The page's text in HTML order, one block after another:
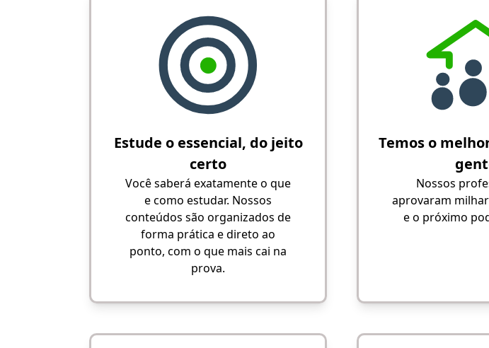
Estude o essencial, do jeito
certo
Você saberá exatamente o que
e como estudar. Nossos
conteúdos são organizados de
forma prática e direto ao
ponto, com o que mais cai na
prova.
Temos o
Nossos
aprovaram
e o próximo